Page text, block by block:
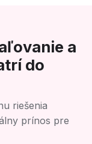
a
do
riešenia
prínos pre